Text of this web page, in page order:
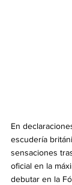
En
escudería
sensaciones
oficial en la
debutar en la